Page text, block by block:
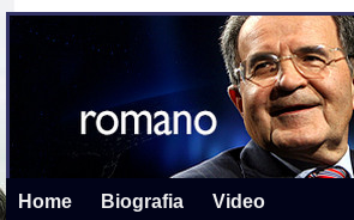
Home Biografia Video